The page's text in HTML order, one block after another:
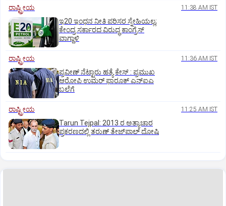
ರಾಷ್ಟ್ರೀಯ 11:38 AM IST
ಇ20 ಇಂಧನ ನೀತಿ ಪರಿಸರ ಸ್ನೇಹಿಯಲ್ಲ;
ಕೇಂದ್ರ ಸರ್ಕಾರದ ವಿರುದ್ಧ ಕಾಂಗ್ರೆಸ್‌
ವಾಗ್ದಾಳಿ
ರಾಷ್ಟ್ರೀಯ 11:36 AM IST
ಪ್ರವೀಣ್ ನೆಟ್ಟಾರು ಹತ್ಯೆ ಕೇಸ್ : ಪ್ರಮುಖ
ಆರೋಪಿ ಉಮರ್ ಫಾರೂಕ್ ಎನ್‌ಐಎ
ಬಲೆಗೆ
ರಾಷ್ಟ್ರೀಯ 11:25 AM IST
Tarun Tejpal: 2013 ರ ಅತ್ಯಾಚಾರ
ಪ್ರಕರಣದಲ್ಲಿ ತರುಣ್ ತೇಜ್‌ಪಾಲ್ ದೋಷಿ